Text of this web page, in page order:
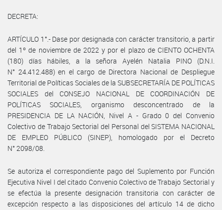
DECRETA:
ARTÍCULO 1°.- Dase por designada con carácter transitorio, a partir
del 1º de noviembre de 2022 y por el plazo de CIENTO OCHENTA
(180) días hábiles, a la señora Ayelén Natalia PINO (D.N.I.
N° 24.412.488) en el cargo de Directora Nacional de Despliegue
Territorial de Políticas Sociales de la SUBSECRETARÍA DE POLÍTICAS
SOCIALES del CONSEJO NACIONAL DE COORDINACIÓN DE
POLÍTICAS SOCIALES, organismo desconcentrado de la
PRESIDENCIA DE LA NACIÓN, Nivel A - Grado 0 del Convenio
Colectivo de Trabajo Sectorial del Personal del SISTEMA NACIONAL
DE EMPLEO PÚBLICO (SINEP), homologado por el Decreto
N° 2098/08.
Se autoriza el correspondiente pago del Suplemento por Función
Ejecutiva Nivel I del citado Convenio Colectivo de Trabajo Sectorial y
se efectúa la presente designación transitoria con carácter de
excepción respecto a las disposiciones del artículo 14 de dicho